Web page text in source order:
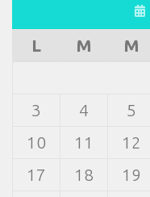
L
M M
3
4 5
10
11 12
17
18 19